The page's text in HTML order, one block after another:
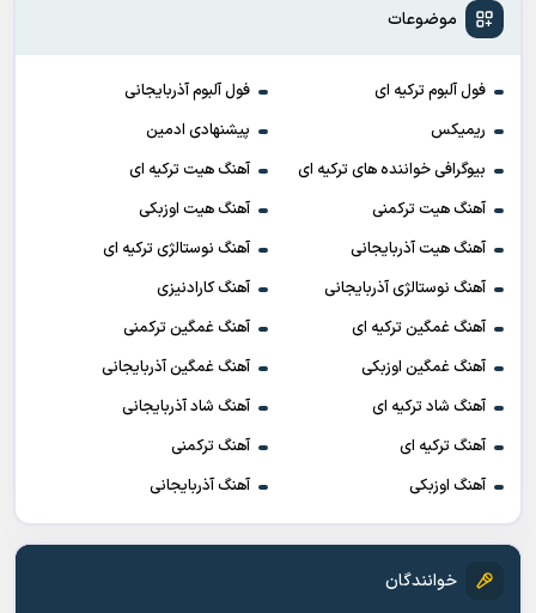
موضوعات
فول آلبوم ترکیه ای
فول آلبوم آذربایجانی
ریمیکس
پیشنهادی ادمین
بیوگرافی خواننده های ترکیه ای
آهنگ هیت ترکیه ای
آهنگ هیت ترکمنی
آهنگ هیت اوزبکی
آهنگ هیت آذربایجانی
آهنگ نوستالژی ترکیه ای
آهنگ نوستالژی آذربایجانی
آهنگ کارادنیزی
آهنگ غمگین ترکیه ای
آهنگ غمگین ترکمنی
آهنگ غمگین اوزبکی
آهنگ غمگین آذربایجانی
آهنگ شاد ترکیه ای
آهنگ شاد آذربایجانی
آهنگ ترکیه ای
آهنگ ترکمنی
آهنگ اوزبکی
آهنگ آذربایجانی
خوانندگان